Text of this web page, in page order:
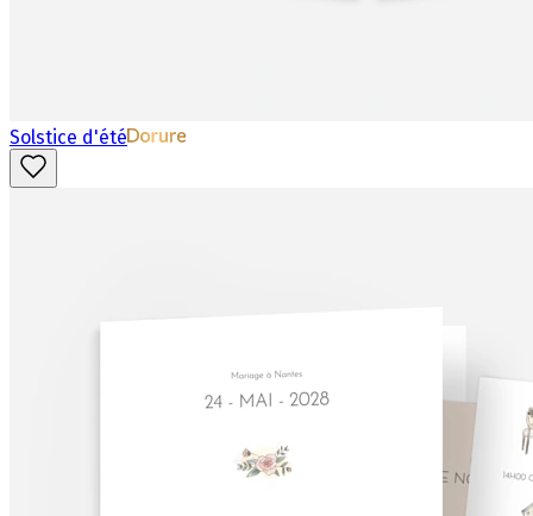
Solstice d'été